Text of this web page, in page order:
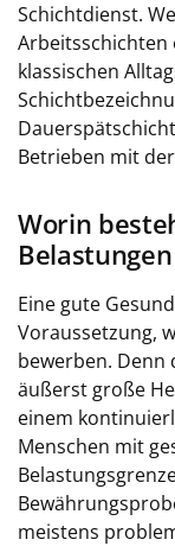
Schichtdienst.
Arbeitsschichten
klassischen
Betrieben mit
Worin
Eine gute
Voraussetzung,
bewerben. Denn
äußerst große
einem
Menschen mit
meistens